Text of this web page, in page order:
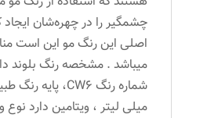
چشمگیر را در چهره‌شان
اصلی این رنگ مو این است
میباشد . مشخصه رنگ بلوند